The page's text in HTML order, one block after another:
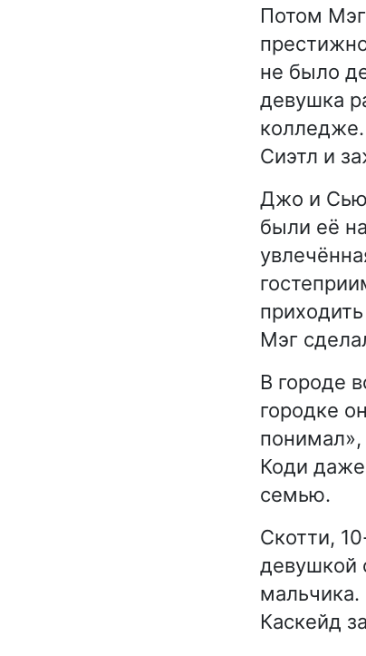
Потом
не было
девушка
Сиэтл и
Джо и Сью
были её
Мэг
В городе
городке
понимал»,
Коди
семью.
Скотти,
девушкой
мальчика.
Каскейд